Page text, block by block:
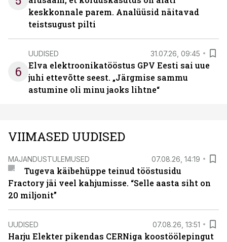
keskkonnale parem. Analüüsid näitavad
teistsugust pilti
6
UUDISED 31.07.26, 09:45
Elva elektroonikatööstus GPV Eesti sai uue
juhi ettevõtte seest. „Järgmise sammu
astumine oli minu jaoks lihtne“
VIIMASED UUDISED
MAJANDUSTULEMUSED 07.08.26, 14:19
Tugeva käibehüppe teinud tööstusidu
Fractory jäi veel kahjumisse. “Selle aasta siht on
20 miljonit”
UUDISED 07.08.26, 13:51
Harju Elekter pikendas CERNiga koostöölepingut